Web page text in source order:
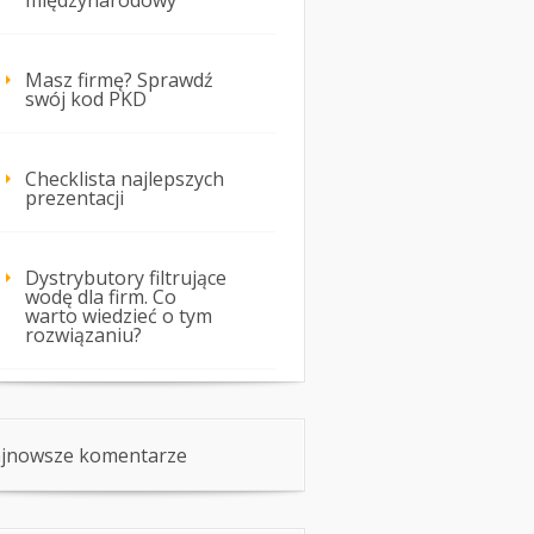
Masz firmę? Sprawdź
swój kod PKD
Checklista najlepszych
prezentacji
Dystrybutory filtrujące
wodę dla firm. Co
warto wiedzieć o tym
rozwiązaniu?
komentarze